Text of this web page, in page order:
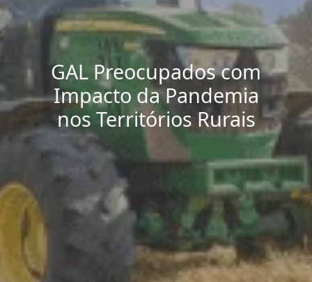
GAL Preocupados com
Impacto da Pandemia
nos Territórios Rurais